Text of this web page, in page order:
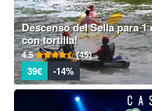
Descenso del Sella para
con tortilla!
4.5 (45)
39€ -14%